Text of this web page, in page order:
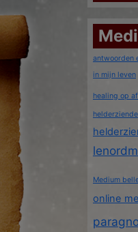
antwoorden
in mijn leven
healing op
helderziende
Medium
online